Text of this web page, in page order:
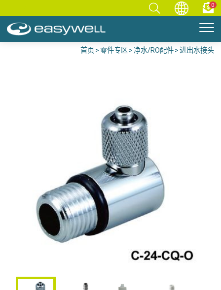
0
首页 零件专区 净水/RO配件 进出水接头